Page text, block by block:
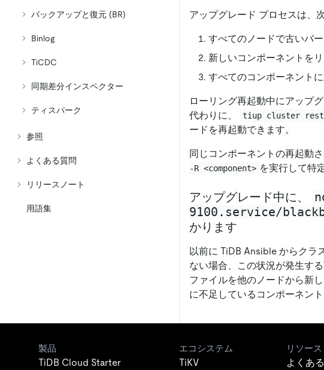
バックアップと復元 (BR)
Binlog
TiCDC
同期差分インスペクター
ティスパーク
参照
よくある質問
リリースノート
用語集
アップグレード プロセスは、
すべてのノードで古いバ
新しいコンポーネントを
すべてのコンポーネント
ローリング再起動中にアップ
代わりに、
tiup cluster
ードを再起動できます。
同じコンポーネントの再起動
-R <component> を実行して特
アップグレード中に、
9100.service/
かります
以前に TiDB Ansible からクラ
ない場合、この状況が発生す
ファイルを他のノードから新
に不足しているコンポーネント
製品
TiDB Cloud Starter
エコシステム
TiKV
リソース
よくあ